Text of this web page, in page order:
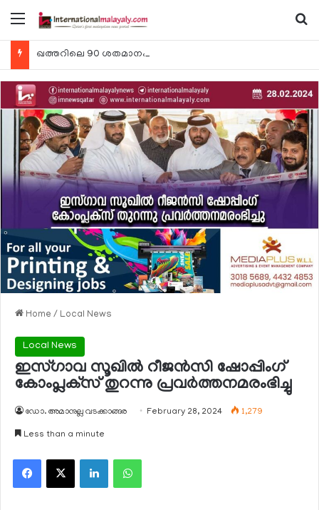
Menu
Home / Local News
Local News
ഇസ്ഗാവ സൂഖില്‍ റീജന്‍സി ഷോപ്പിംഗ്
കോംപ്ലക്‌സ് തുറന്നു പ്രവര്‍ത്തനമരംഭിച്ചു
ഡോ. അമാനുല്ല വടക്കാങ്ങര February 28, 2024 1,279
Less than a minute
Facebook
X LinkedInWhatsApp